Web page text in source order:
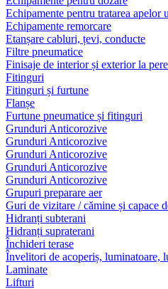
Echipamente pentru tratarea apelor
Echipamente remorcare
Etanșare cabluri, țevi, conducte
Filtre pneumatice
Finisaje de interior și exterior la
Fitinguri
Fitinguri și furtune
Flanșe
Furtune pneumatice și fitinguri
Grunduri Anticorozive
Grunduri Anticorozive
Grunduri Anticorozive
Grunduri Anticorozive
Grunduri Anticorozive
Grupuri preparare aer
Guri de vizitare / cămine și capace
Hidranți subterani
Hidranți supraterani
Închideri terase
Învelitori de acoperiș, luminatoare,
Laminate
Lifturi